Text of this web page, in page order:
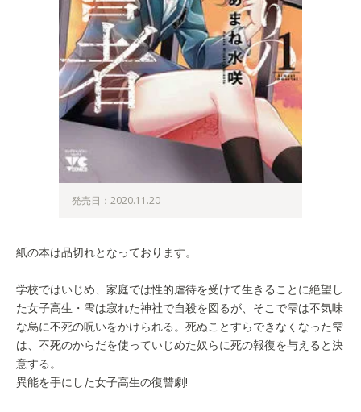
発売日：2020.11.20
紙の本は品切れとなっております。
学校ではいじめ、家庭では性的虐待を受けて生きることに絶望し
た女子高生・雫は寂れた神社で自殺を図るが、そこで雫は不気味
な烏に不死の呪いをかけられる。死ぬことすらできなくなった雫
は、不死のからだを使っていじめた奴らに死の報復を与えると決
意する。
異能を手にした女子高生の復讐劇!